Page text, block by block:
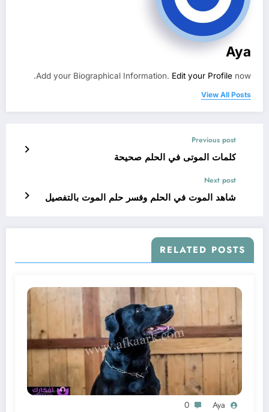
Aya
Add your Biographical Information. Edit your Profile now.
View All Posts
Previous post
كلمات الموتى في الحلم صحيحة
Next post
شاهد الموت في الحلم وفسر حلم الموت بالتفصيل
RELATED POSTS
Aya
0